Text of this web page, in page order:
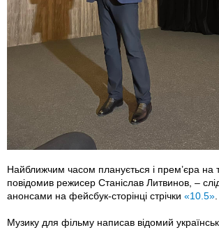
Найближчим часом планується і прем’єра на
повідомив режисер Станіслав Литвинов, –
анонсами на фейсбук-сторінці стрічки «10.5».
Музику для фільму написав відомий